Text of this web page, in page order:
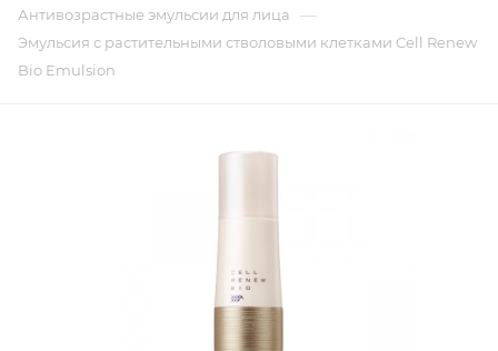
Антивозрастные эмульсии для лица —
Эмульсия с растительными стволовыми клетками Cell Renew
Bio Emulsion